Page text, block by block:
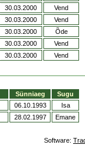
30.03.2000
Vend
30.03.2000
Vend
30.03.2000
Õde
30.03.2000
Vend
30.03.2000 Vend
Sünniaeg
Sugu
06.10.1993
Isa
28.02.1997 Emane
Software: